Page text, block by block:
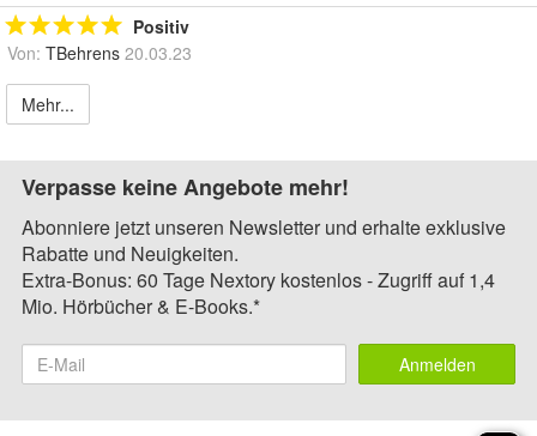
Positiv
Von: TBehrens 20.03.23
Mehr...
Verpasse keine Angebote mehr!
Abonniere jetzt unseren Newsletter und erhalte exklusive
Rabatte und Neuigkeiten.
Extra-Bonus: 60 Tage Nextory kostenlos - Zugriff auf 1,4
Mio. Hörbücher & E-Books.*
Anmelden